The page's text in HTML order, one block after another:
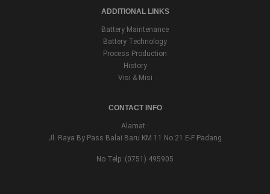
ADDITIONAL LINKS
Battery Maintenance
Battery Technology
Process Production
History
Visi & Misi
CONTACT INFO
Alamat :
Jl. Raya By Pass Balai Baru KM 11 No 21 E-F Padang
No Telp: (0751) 495905